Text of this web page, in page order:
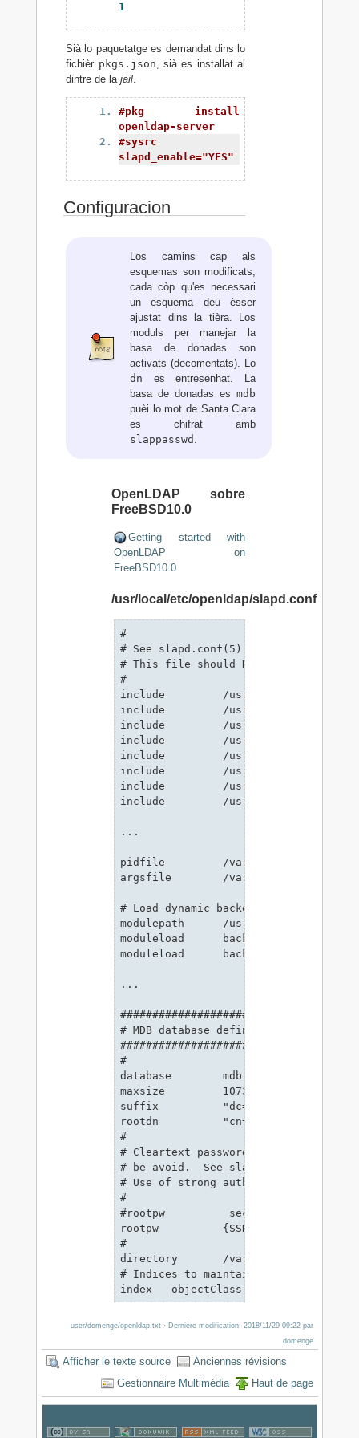
1
Sià lo paquetatge es demandat dins lo
fichièr pkgs.json, sià es installat al
dintre de lajail.
#pkg install
openldap-server
#sysrc
slapd_enable="YES"
Configuracion
Los camins cap als
esquemas son modificats,
cada còp qu'es necessari
un esquema deu èsser
ajustat dins la tièra. Los
moduls per manejar la
basa de donadas son
activats (decomentats). Lo
dn es entresenhat. La
basa de donadas esmdb
puèi lo mot de Santa Clara
es chifrat amb
slappasswd .
OpenLDAP sobre
FreeBSD10.0
Getting started with
OpenLDAP on
FreeBSD10.0
/usr/local/etc/openldap/slapd.conf
#
# See slapd.conf(5) for details on
# This file should NOT be world
#
include         /usr/local/etc/openldap/
include         /usr/local/etc/openldap/
include         /usr/local/etc/openldap/
include         /usr/local/etc/openldap/
include         /usr/local/etc/
include         /usr/local/etc/openldap/
include         /usr/local/etc/
include         /usr/local/etc/openldap/
...
pidfile         /var/run/openldap/
argsfile        /var/run/openldap/
# Load dynamic backend modules:
modulepath      /usr/local/libexec/
moduleload      back_mdb
moduleload      back_ldap
...
# MDB database definitions
#
database        mdb
maxsize         1073741824
suffix          "dc=osca-oc,dc=org"
rootdn          "cn=Manager,dc=osca-
#
# Cleartext passwords, especially
# be avoid.  See slappasswd(8) and
# Use of strong authentication
#
#rootpw          secret
rootpw
#
directory       /var/db/openldap-data
# Indices to maintain
index   objectClass     eq
user/domenge/openldap.txt · Dernière modification: 2018/11/29 09:22 par
domenge
Afficher le texte source
Anciennes révisions
Gestionnaire Multimédia
Haut de page